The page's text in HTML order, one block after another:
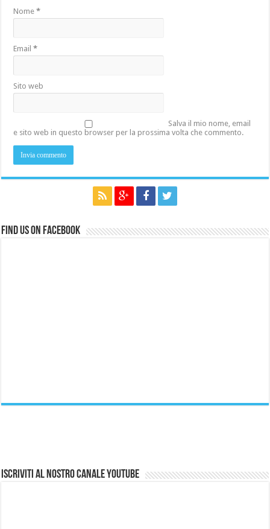
Nome*
Email*
Sito web
Salva il mio nome, email
e sito web in questo browser per la prossima volta che commento.
Find us on Facebook
Iscriviti al nostro canale Youtube